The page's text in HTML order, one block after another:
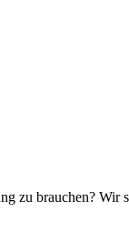
zu brauchen?